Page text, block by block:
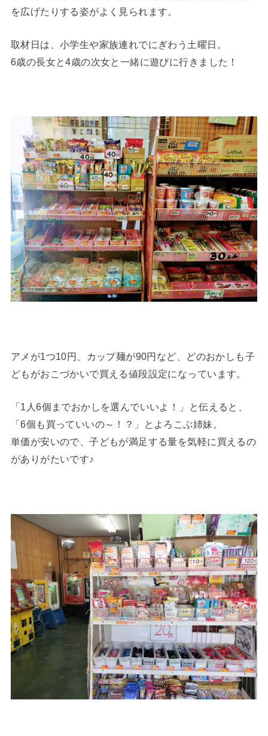
を広げたりする姿がよく見られます。
取材日は、小学生や家族連れでにぎわう土曜日。
6歳の長女と4歳の次女と一緒に遊びに行きました！
アメが1つ10円、カップ麺が90円など、どのおかしも子
どもがおこづかいで買える値段設定になっています。
「1人6個までおかしを選んでいいよ！」と伝えると、
「6個も買っていいの～！？」とよろこぶ姉妹。
単価が安いので、子どもが満足する量を気軽に買えるの
がありがたいです♪